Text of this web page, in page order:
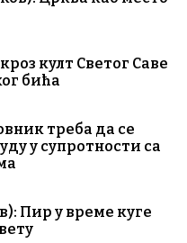
култ Светог Саве
бића
треба да се
у супротности са
Пир у време куге